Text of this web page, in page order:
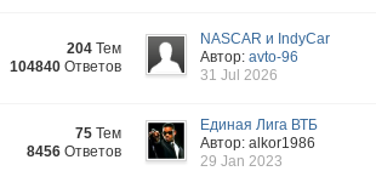
204 Тем
104840 Ответов
NASCAR и IndyCar
Автор:avto-96
31 Jul 2026
75 Тем
8456 Ответов
Единая Лига ВТБ
Автор: alkor1986
29 Jan 2023